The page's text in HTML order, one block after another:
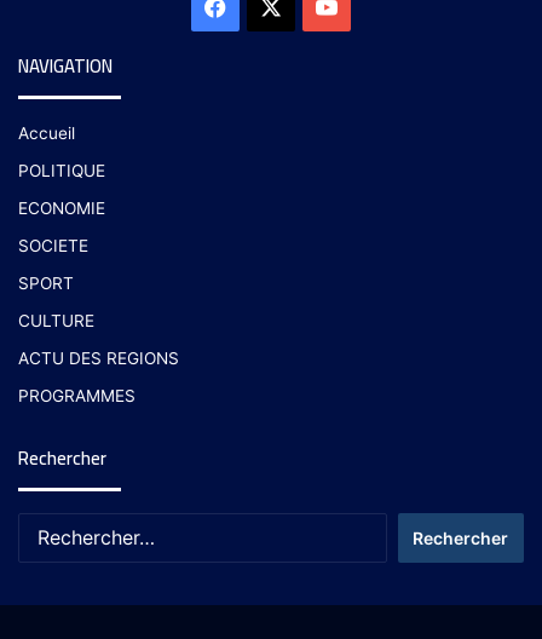
NAVIGATION
Accueil
POLITIQUE
ECONOMIE
SOCIETE
SPORT
CULTURE
ACTU DES REGIONS
PROGRAMMES
Rechercher